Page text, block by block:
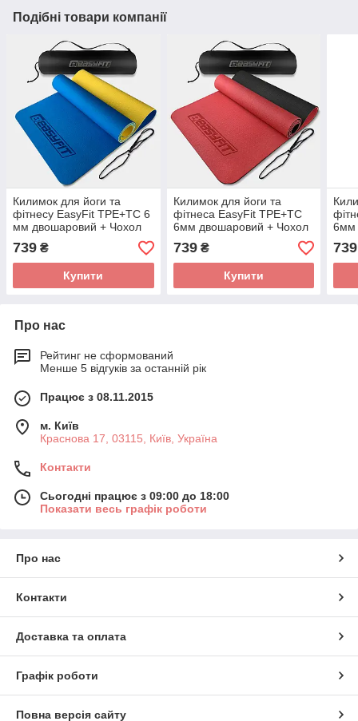
Подібні товари компанії
Килимок для йоги та
фітнесу EasyFit TPE+TC 6
мм двошаровий + Чохол
синій-жовтий
739 ₴
Купити
Килимок для йоги та
фітнеса EasyFit TPE+TC
6мм двошаровий + Чохол
червоний з чорним
739₴
Купити
6мм
739
Про нас
Рейтинг не сформований
Менше 5 відгуків за останній рік
Працює з 08.11.2015
м. Київ
Краснова 17, 03115, Київ, Україна
Контакти
Сьогодні працює з 09:00 до 18:00
Показати весь графік роботи
Про нас
Контакти
Доставка та оплата
Графік роботи
Повна версія сайту